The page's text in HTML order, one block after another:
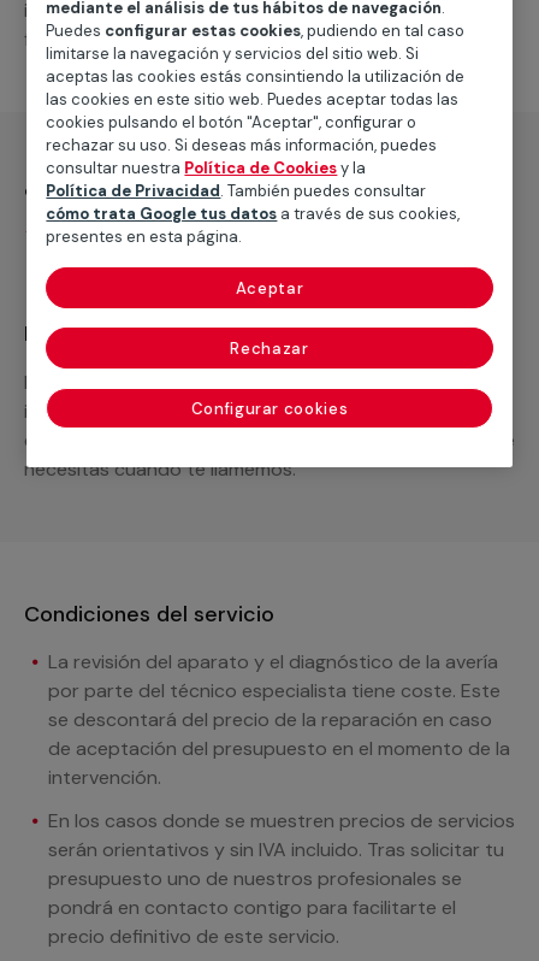
intervenciones a realizar, o la mano de obra que hará
falta para completar tu proyecto.
¿Qué incluye?
Desplazamiento
Recuerda que en MULTIMAP
Podemos ofrecer cualquier servicio a medida
incluyendo todo lo que necesites: materiales,
equipamientos, electrodomésticos, etc. Cuéntanos que
necesitas cuando te llamemos.
Condiciones del servicio
La revisión del aparato y el diagnóstico de la avería
por parte del técnico especialista tiene coste. Este
se descontará del precio de la reparación en caso
de aceptación del presupuesto en el momento de la
intervención.
En los casos donde se muestren precios de servicios
serán orientativos y sin IVA incluido. Tras solicitar tu
presupuesto uno de nuestros profesionales se
pondrá en contacto contigo para facilitarte el
precio definitivo de este servicio.
mediante el análisis de tus hábitos de navegación.
Puedes configurar estas cookies, pudiendo en tal caso
limitarse la navegación y servicios del sitio web. Si
aceptas las cookies estás consintiendo la utilización de
las cookies en este sitio web. Puedes aceptar todas las
cookies pulsando el botón "Aceptar", configurar o
rechazar su uso. Si deseas más información, puedes
consultar nuestra Política de Cookiesy la
Política de Privacidad. También puedes consultar
cómo trata Google tus datos a través de sus cookies,
presentes en esta página.
Configurar cookies
Rechazar
Aceptar